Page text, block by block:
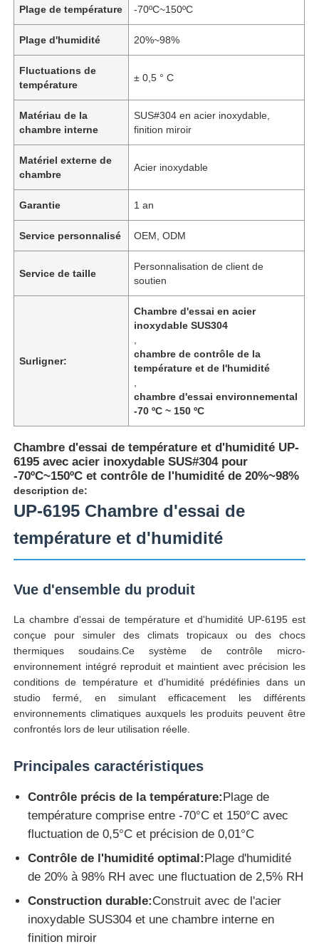
Aperçu
Produits
A propos de nous
Visite d'usine
Contrôle de la qualité
Contact
Demande de soumission
Équipement d'essai en laboratoire
Chambre d'essai environnemental
Machine de test universelle
Plage de température -70ºC~150ºC
Plage d'humidité 20%~98%
Fluctuations de
température
± 0,5 ° C
Matériau de la
chambre interne
SUS#304 en acier inoxydable,
finition miroir
Matériel externe de
chambre
Acier inoxydable
Garantie 1 an
Service personnalisé OEM, ODM
Service de taille
Personnalisation de client de
soutien
Surligner:
Chambre d'essai en acier
inoxydable SUS304
chambre de contrôle de la
température et de l'humidité
chambre d'essai environnemental
-70 ºC ~ 150 ºC
Chambre d'essai de température et d'humidité UP-
6195 avec acier inoxydable SUS#304 pour
-70ºC~150ºC et contrôle de l'humidité de 20%~98%
description de:
UP-6195 Chambre d'essai de
température et d'humidité
Vue d'ensemble du produit
La chambre d'essai de température et d'humidité UP-6195 est
conçue pour simuler des climats tropicaux ou des chocs
thermiques soudains.Ce système de contrôle micro-
environnement intégré reproduit et maintient avec précision les
conditions de température et d'humidité prédéfinies dans un
studio fermé, en simulant efficacement les différents
environnements climatiques auxquels les produits peuvent être
confrontés lors de leur utilisation réelle.
Principales caractéristiques
Contrôle précis de la température:Plage de
température comprise entre -70°C et 150°C avec
fluctuation de 0,5°C et précision de 0,01°C
Contrôle de l'humidité optimal:Plage d'humidité
de 20% à 98% RH avec une fluctuation de 2,5% RH
Construction durable:Construit avec de l'acier
inoxydable SUS304 et une chambre interne en
finition miroir